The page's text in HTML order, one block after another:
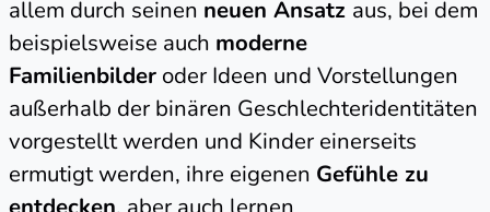
allem durch seinen neuen Ansatz aus, bei dem
beispielsweise auch moderne
Familienbilder oder Ideen und Vorstellungen
außerhalb der binären Geschlechteridentitäten
vorgestellt werden und Kinder einerseits
ermutigt werden, ihre eigenen Gefühle zu